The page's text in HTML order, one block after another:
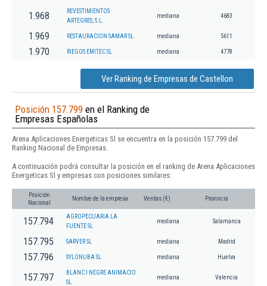
1.968
REVESTIMIENTOS
ARTEGRES, S.L.
mediana 4683
1.969 RESTAURACION SAMAR SL. mediana 5611
1.970 RIEGOS EMITEC SL mediana 4778
Ver Ranking de Empresas de Castellon
Posición 157.799 en el Ranking de
Empresas Españolas
Arena Aplicaciones Energeticas Sl se encuentra en la posición 157.799 del
Ranking Nacional de Empresas.
A continuación podrá consultar la posición en el ranking de Arena Aplicaciones
Energeticas Sl y empresas con posiciones similares:
Posición
Nacional
Nombre de la empresa Ventas (€) Provincia
157.794
AGROPECUARIA LA
FUENTE SL
mediana Salamanca
157.795 SARVER SL mediana Madrid
157.796 SYLONUBA SL mediana Huelva
157.797
BLANC I NEGRE ANIMACIO
SL.
mediana Valencia